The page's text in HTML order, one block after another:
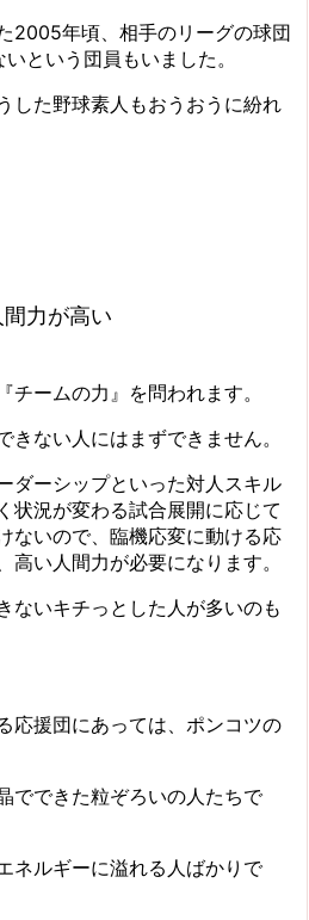
2005年頃、相手のリーグの球団
という団員もいました。
した野球素人もおうおうに紛れ
力が高い
チームの力』を問われます。
きない人にはまずできません。
ダーシップといった対人スキル
状況が変わる試合展開に応じて
ないので、 臨機応変に動ける応
高い人間力が必要になります。
ないキチっとした人が多いのも
応援団にあっては、ポンコツの
でできた粒ぞろいの人たちで
ネルギーに溢れる人ばかりで